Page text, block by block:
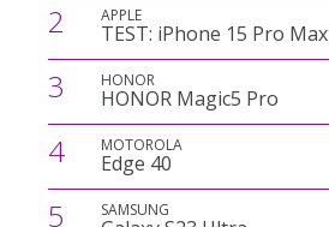
2 APPLE
TEST: iPhone 15 Pro Max
3 HONOR
HONOR Magic5 Pro
4 MOTOROLA
Edge 40
5 SAMSUNG